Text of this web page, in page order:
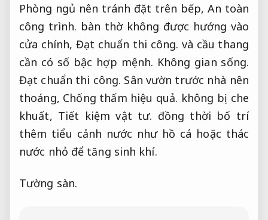
Phòng ngủ nên tránh đặt trên bếp, An toàn
công trình. bàn thờ không được hướng vào
cửa chính,Đạt chuẩn thi công. và cầu thang
cần có số bậc hợp mệnh. Không gian sống.
Đạt chuẩn thi công. Sân vườn trước nhà nên
thoáng, Chống thấm hiệu quả. không bị che
khuất, Tiết kiệm vật tư. đồng thời bố trí
thêm tiểu cảnh nước như hồ cá hoặc thác
nước nhỏ để tăng sinh khí.
Tường sàn.